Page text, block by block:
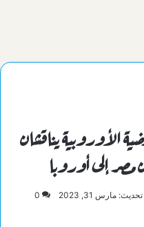
الأوروبية يناقشان
مصر إلى أوروبا
مارس 31, 2023 0